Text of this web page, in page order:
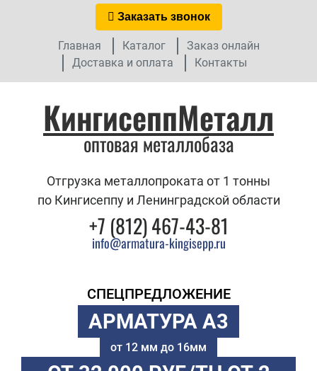
Заказать звонок
Главная Каталог
Заказ онлайн
Доставка и оплата
Контакты
КингисеппМеталл
оптовая металлобаза
Отгрузка металлопроката от 1 тонны
по Кингисеппу и Ленинградской области
+7 (812) 467-43-81
info@armatura-kingisepp.ru
СПЕЦПРЕДЛОЖЕНИЕ
АРМАТУРА А3
от 12 мм до 16мм